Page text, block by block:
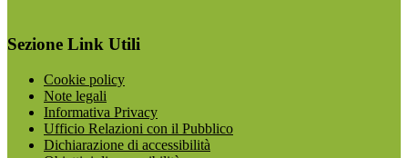
Sezione Link Utili
Cookie policy
Note legali
Informativa Privacy
Ufficio Relazioni con il Pubblico
Dichiarazione di accessibilità